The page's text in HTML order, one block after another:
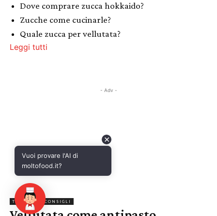
Dove comprare zucca hokkaido?
Zucche come cucinarle?
Quale zucca per vellutata?
Leggi tutti
- Adv -
✕
Vuoi provare l'AI di
moltofood.it?